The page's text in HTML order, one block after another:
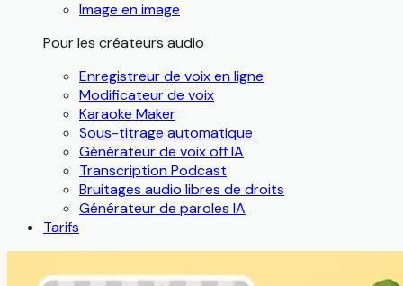
Image en image
Pour les créateurs audio
Enregistreur de voix en ligne
Modificateur de voix
Karaoke Maker
Sous-titrage automatique
Générateur de voix off IA
Transcription Podcast
Bruitages audio libres de droits
Générateur de paroles IA
Tarifs